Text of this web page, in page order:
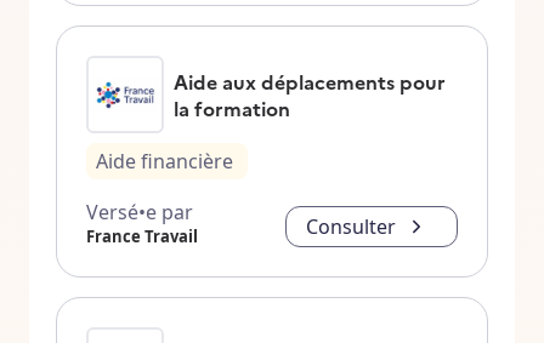
Aide aux déplacements pour
la formation
Aide financière
Versé•e par
France Travail Consulter